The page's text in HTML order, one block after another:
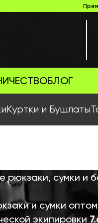
БЛОГ
Куртки и Бушлаты
рюкзаки, сумки и
и сумки
экипировки